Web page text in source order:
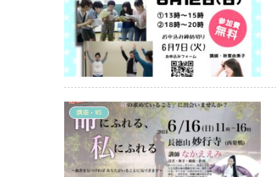
講座・WS